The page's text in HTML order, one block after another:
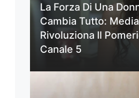
La Forza Di Una
Cambia Tutto:
Rivoluziona Il
Canale 5